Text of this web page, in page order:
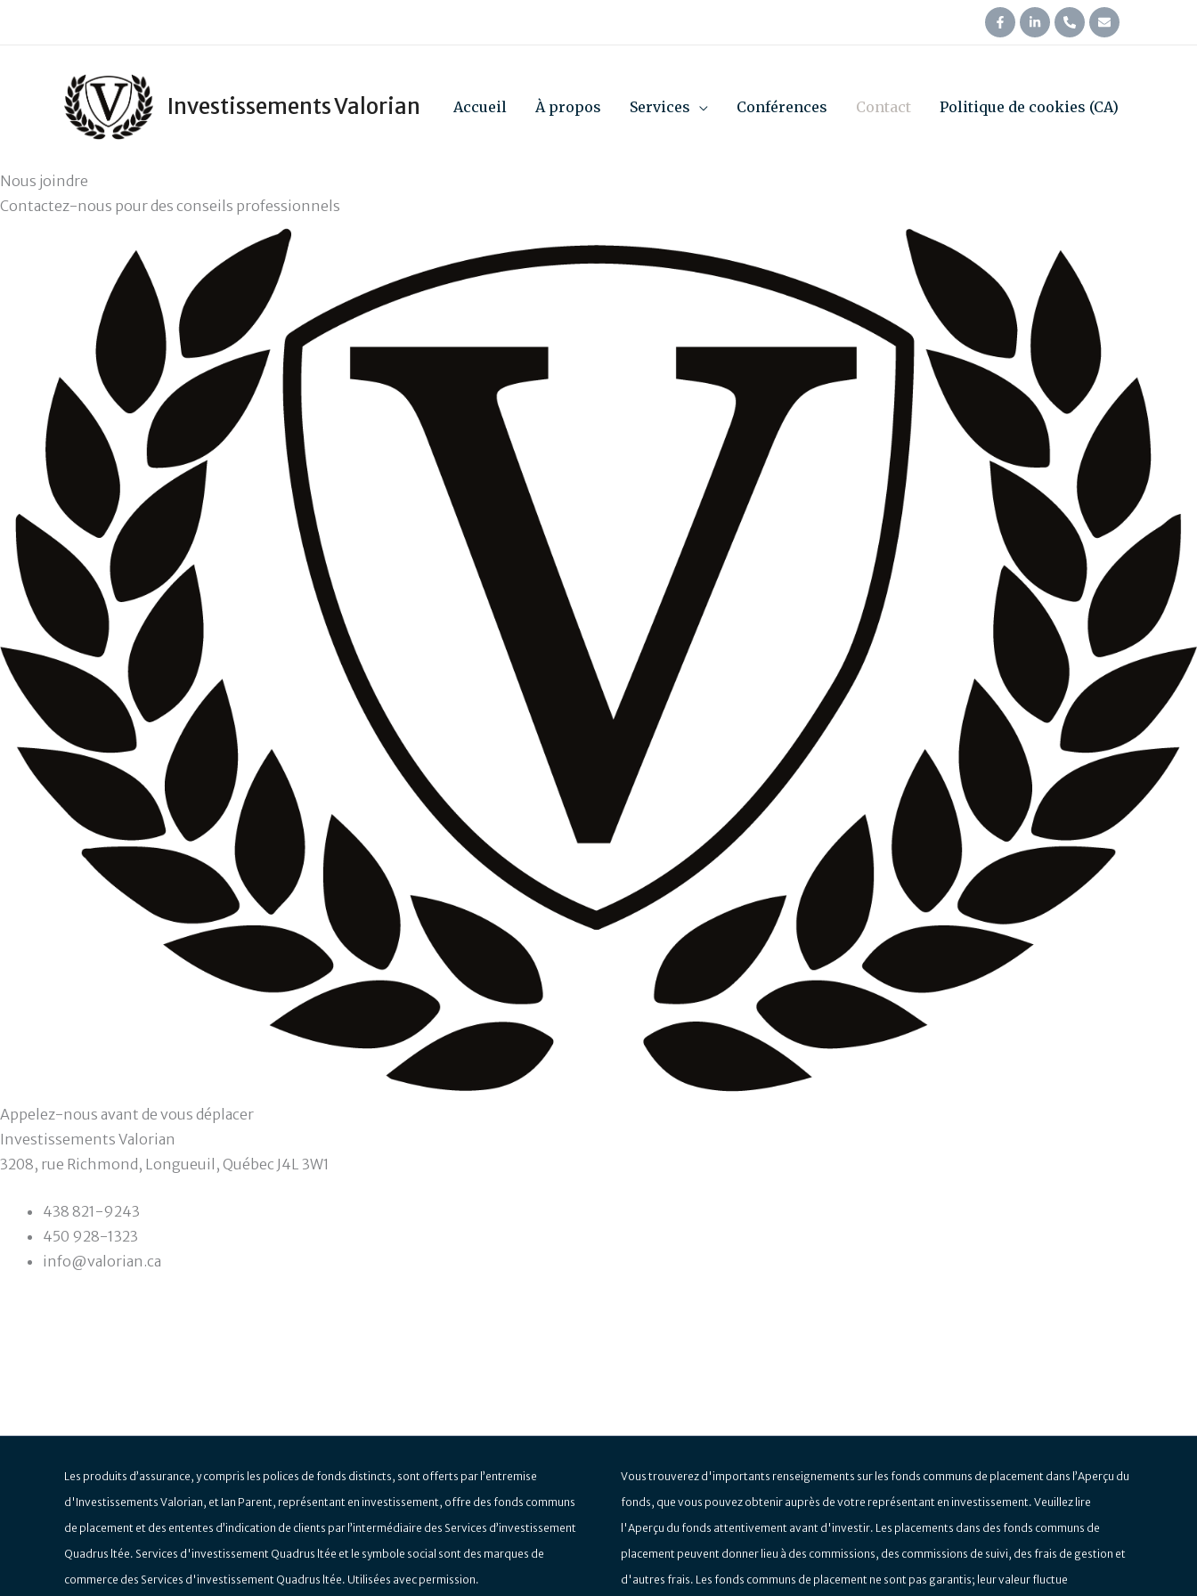
Investissements Valorian Accueil À propos Services Conférences Contact Politique de cookies (CA)
Nous joindre
Contactez-nous pour des conseils professionnels
Appelez-nous avant de vous déplacer
Investissements Valorian
3208, rue Richmond, Longueuil, Québec J4L 3W1
438 821-9243
450 928-1323
info@valorian.ca
Les produits d’assurance, y compris les polices de fonds distincts, sont offerts par l’entremise
d'Investissements Valorian, et Ian Parent, représentant en investissement, offre des fonds communs
de placement et des ententes d’indication de clients par l’intermédiaire des Services d’investissement
Quadrus ltée. Services d'investissement Quadrus ltée et le symbole social sont des marques de
commerce des Services d'investissement Quadrus ltée. Utilisées avec permission.
Vous trouverez d'importants renseignements sur les fonds communs de placement dans l’Aperçu du
fonds, que vous pouvez obtenir auprès de votre représentant en investissement. Veuillez lire
l'Aperçu du fonds attentivement avant d'investir. Les placements dans des fonds communs de
placement peuvent donner lieu à des commissions, des commissions de suivi, des frais de gestion et
d'autres frais. Les fonds communs de placement ne sont pas garantis; leur valeur fluctue